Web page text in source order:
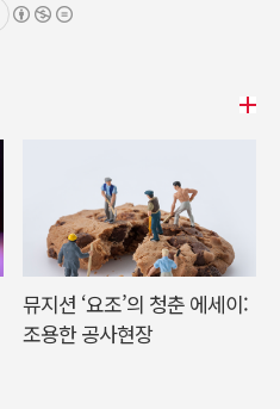
뮤지션 ‘요조’의 청춘 에세이:
조용한 공사현장